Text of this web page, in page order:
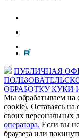
ПУБЛИЧНАЯ
ОБРАБОТКУ КУКИ
Мы обрабатываем на
cookie). Оставаясь на
своих персональных
оператора. Если вы
браузера или